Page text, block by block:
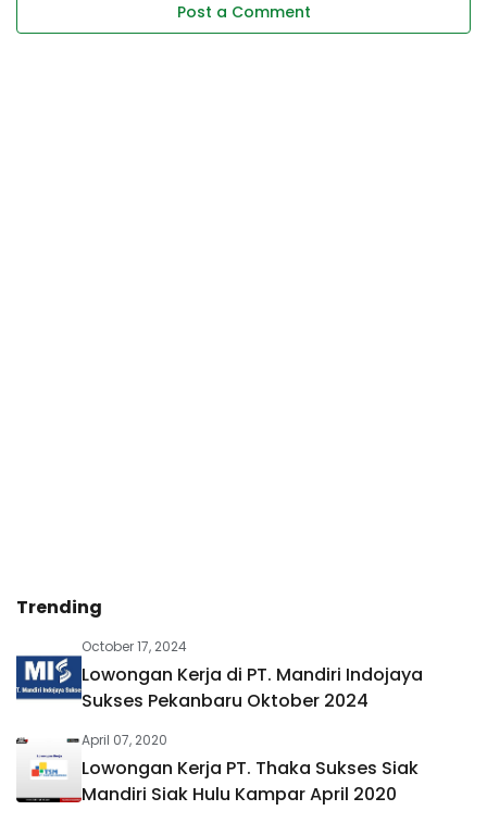
Post a Comment
Trending
October 17, 2024
Lowongan Kerja di PT. Mandiri Indojaya
Sukses Pekanbaru Oktober 2024
April 07, 2020
Lowongan Kerja PT. Thaka Sukses Siak
Mandiri Siak Hulu Kampar April 2020